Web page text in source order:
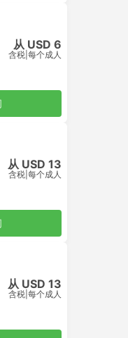
从 USD 6
含税 每个成人
从 USD 13
含税 每个成人
从 USD 13
含税 每个成人